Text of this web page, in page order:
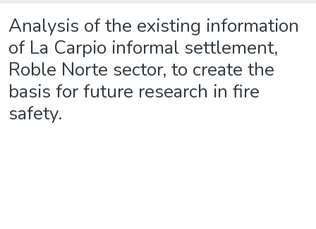
Analysis of the existing information
of La Carpio informal settlement,
Roble Norte sector, to create the
basis for future research in fire
safety.